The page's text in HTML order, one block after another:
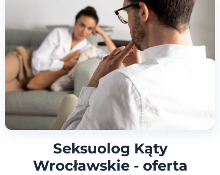
Seksuolog Kąty
Wrocławskie - oferta